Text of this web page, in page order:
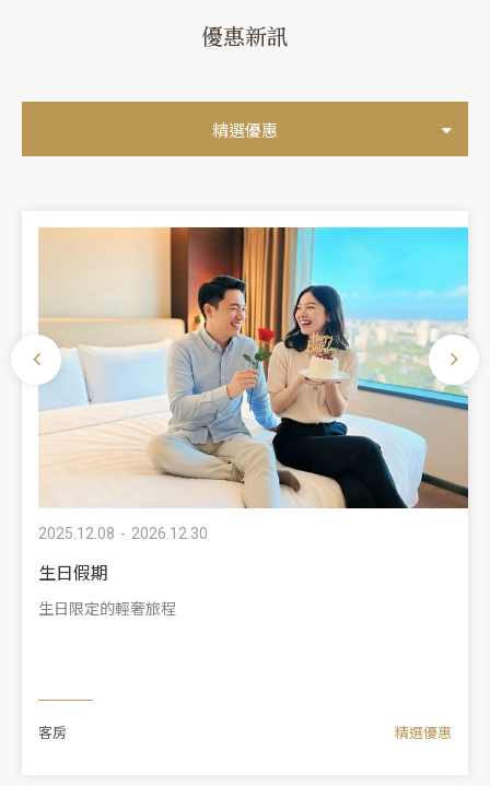
優惠新訊
精選優惠
2025.12.08 2026.12.30
生日假期
生日限定的輕奢旅程
客房 精選優惠